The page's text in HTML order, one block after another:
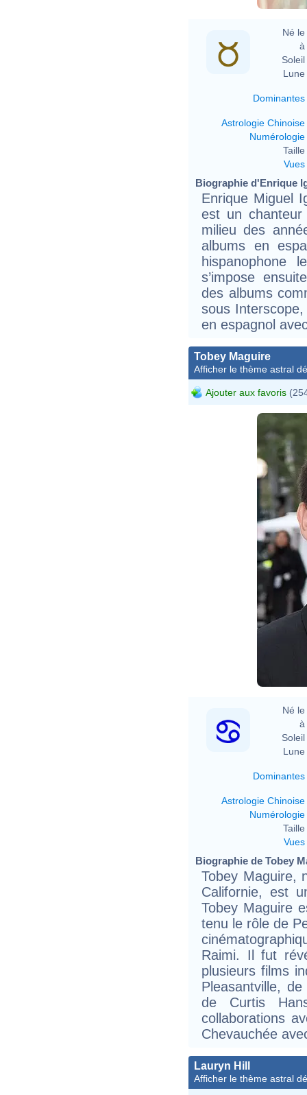
Né le
à
Soleil
Lune
Dominantes
Astrologie Chinoise
Numérologie
Taille
Vues
Biographie d'Enrique
Enrique Miguel
est un
milieu des
albums en
hispanophone
s’impose
des albums
sous
en espagnol
Tobey Maguire
Afficher le thème astral
Ajouter aux favoris
Né le
à
Soleil
Lune
Dominantes
Astrologie Chinoise
Numérologie
Taille
Vues
Biographie de Tobey
Tobey Maguire,
Californie, est
Tobey Maguire
tenu le rôle de
Raimi. Il fut
plusieurs films
Pleasantville,
de Curtis
collaborations
Chevauchée
Lauryn Hill
Afficher le thème astral